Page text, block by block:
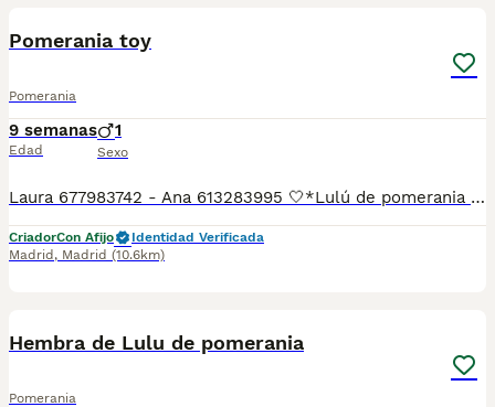
Pomerania toy
Pomerania
9 semanas
Edad
1
Sexo
Laura 677983742 - Ana 613283995 🤍*Lulú de pomerania toy muy chatito y muy muy corto con un pelaje espectacular*🤍 ¿Buscas un nuevo compañero para tu hogar? ❤️ Tenemos preciosos cachorros listos para encontrar una familia responsable. ✅ Vacunados ✅ Desparasitados ✅ Cartilla sanitaria ✅ Garantías incluidas ✅ Máxima atención y cuidado Se hacen envíos a toda España: Andalucía: Almería, Cádiz, Córdoba, Granada, Huelva, Jaén, Málaga, Sevilla. Aragón: Huesca, Teruel, Zaragoza. Asturias: Oviedo. Baleares: Palma. Canarias: Las Palmas de Gran Canaria, Santa Cruz de Tenerife. Cantabria: Santander. Castilla-La Mancha: Albacete, Ciudad Real, Cuenca, Guadalajara, Toledo. Castilla y León: Ávila, Burgos, León, Palencia, Salamanca, Segovia, Soria, Valladolid, Zamora. Cataluña: Barcelona, Gerona (Girona), Lérida (Lleida), Tarragona .Comunidad Valenciana: Alicante, Castellón de la Plana, Valencia. Extremadura: Badajoz, Cáceres .Galicia: La Coruña (A Coruña), Lugo, Orense (Ourense), Pontevedra. La Rioja: Logroño. Madrid: Madrid .Murcia: Murcia. Navarra: Pamplona. País Vasco: Bilbao (Vizcaya), San Sebastián (Guipúzcoa), Vitoria (Álava). 🐾 Cachorros sanos, sociables y criados con mucho cariño. 📲 ¡Pregunta sin compromiso por disponibilidad, fotos y precios por mensaje privado!
CriadorCon Afijo
Identidad Verificada
Madrid , Madrid (10.6km)
Hembra de Lulu de pomerania
Pomerania